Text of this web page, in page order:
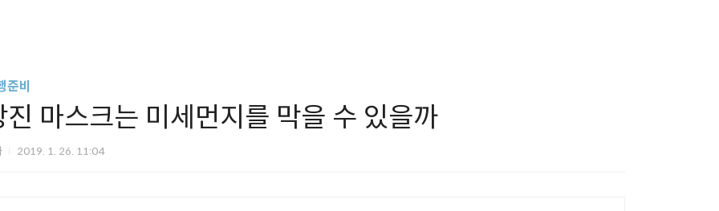
준비
진 마스크는 미세먼지를 막을 수 있을까
2019. 1. 26. 11:04